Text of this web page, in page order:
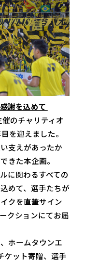
謝を込めて
のチャリティオ
を迎えました。
支えがあったか
きた本企画。
に関わるすべての
めて、選手たちが
クを直筆サイン
クションにてお届
ホームタウンエ
ケット寄贈、選手